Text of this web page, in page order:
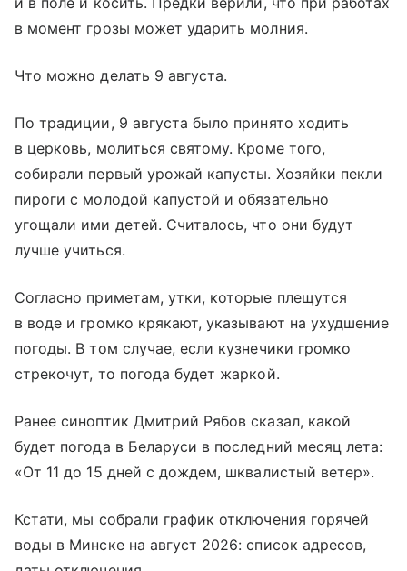
в момент грозы может ударить молния.
Что можно делать 9 августа.
По традиции, 9 августа было принято ходить
в церковь, молиться святому. Кроме того,
собирали первый урожай капусты. Хозяйки пекли
пироги с молодой капустой и обязательно
угощали ими детей. Считалось, что они будут
лучше учиться.
Согласно приметам, утки, которые плещутся
в воде и громко крякают, указывают на ухудшение
погоды. В том случае, если кузнечики громко
стрекочут, то погода будет жаркой.
Ранее синоптик Дмитрий Рябов сказал, какой
будет погода в Беларуси в последний месяц лета:
«От 11 до 15 дней с дождем, шквалистый ветер».
Кстати, мы собрали график отключения горячей
воды в Минске на август 2026: список адресов,